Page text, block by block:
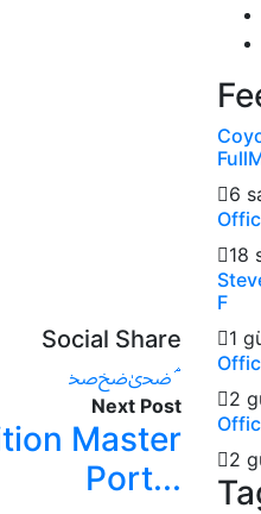
Social Share
Next Post
Master
Port...
6
18
F
1
2
2